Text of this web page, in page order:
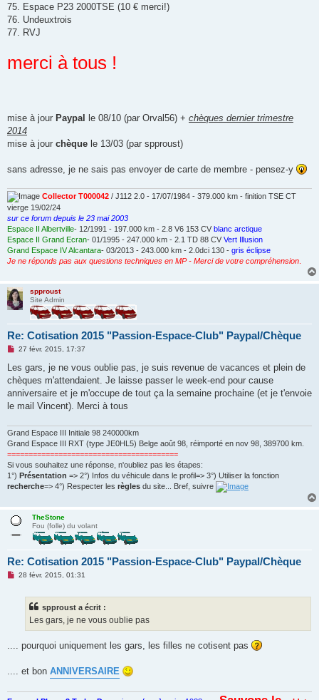
75. Espace P23 2000TSE (10 € merci!)
76. Undeuxtrois
77. RVJ
merci à tous !
mise à jour Paypal le 08/10 (par Orval56) + chèques dernier trimestre
2014
mise à jour chèque le 13/03 (par spproust)
sans adresse, je ne sais pas envoyer de carte de membre - pensez-y
Collector T000042 / J112 2.0 - 17/07/1984 - 379.000 km - finition TSE CT
vierge 19/02/24
sur ce forum depuis le 23 mai 2003
Espace II Albertville- 12/1991 - 197.000 km - 2.8 V6 153 CV blanc arctique
Espace II Grand Ecran- 01/1995 - 247.000 km - 2.1 TD 88 CV Vert Illusion
Grand Espace IV Alcantara- 03/2013 - 243.000 km - 2.0dci 130 - gris éclipse
Je ne réponds pas aux questions techniques en MP - Merci de votre compréhension
spproust
Site Admin
Re: Cotisation 2015 "Passion-Espace-Club" Paypal/Chèque
M
s
a
g
n
n
l
u
27 févr. 2015, 17:37
Les gars, je ne vous oublie pas, je suis revenue de vacances et plein de
chèques m'attendaient. Je laisse passer le week-end pour cause
anniversaire et je m'occupe de tout ça la semaine prochaine (et je t'envoie
le mail Vincent). Merci à tous
Grand Espace III Initiale 98 240000km
Grand Espace III RXT (type JE0HL5) Belge août 98, réimporté en nov 98, 389700 km.
========================================
Si vous souhaitez une réponse, n'oubliez pas les étapes:
1°) Présentation => 2°) Infos du véhicule dans le profil=> 3°) Utiliser la fonction
recherche=> 4°) Respecter les règles du site... Bref, suivre
TheStone
Fou (folle) du volant
Re: Cotisation 2015 "Passion-Espace-Club" Paypal/Chèque
M28 févr. 2015, 01:31
spproust a écrit :
Les gars, je ne vous oublie pas
.... pourquoi uniquement les gars, les filles ne cotisent pas
.... et bon ANNIVERSAIRE